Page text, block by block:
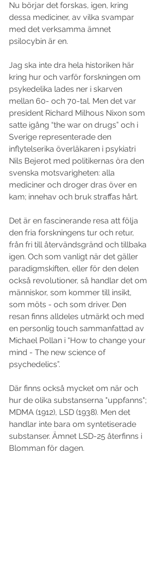
Nu börjar det forskas, igen, kring
dessa mediciner, av vilka svampar
med det verksamma ämnet
psilocybin är en.
Jag ska inte dra hela historiken här
kring hur och varför forskningen om
psykedelika lades ner i skarven
mellan 60- och 70-tal. Men det var
president Richard Milhous Nixon som
satte igång “the war on drugs” och i
Sverige representerade den
inflytelserika överläkaren i psykiatri
Nils Bejerot med politikernas öra den
svenska motsvarigheten: alla
mediciner och droger dras över en
kam; innehav och bruk straffas hårt.
Det är en fascinerande resa att följa
den fria forskningens tur och retur,
från fri till återvändsgränd och tillbaka
igen. Och som vanligt när det gäller
paradigmskiften, eller för den delen
också revolutioner, så handlar det om
människor, som kommer till insikt,
som möts - och som driver. Den
resan finns alldeles utmärkt och med
en personlig touch sammanfattad av
Michael Pollan i “How to change your
mind - The new science of
psychedelics”.
Där finns också mycket om när och
hur de olika substanserna "uppfanns";
MDMA (1912), LSD (1938). Men det
handlar inte bara om syntetiserade
substanser. Ämnet LSD-25 återfinns i
Blomman för dagen.